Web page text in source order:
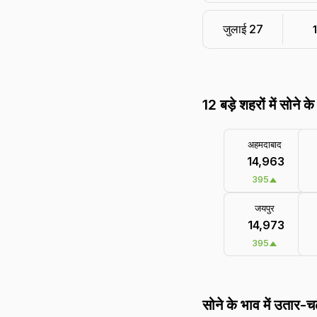
जुलाई 27
12 बड़े शहरों में सोने के
अहमदाबाद
₹ 14,963
395
जयपुर
₹ 14,973
395
सोने के भाव में उतार-